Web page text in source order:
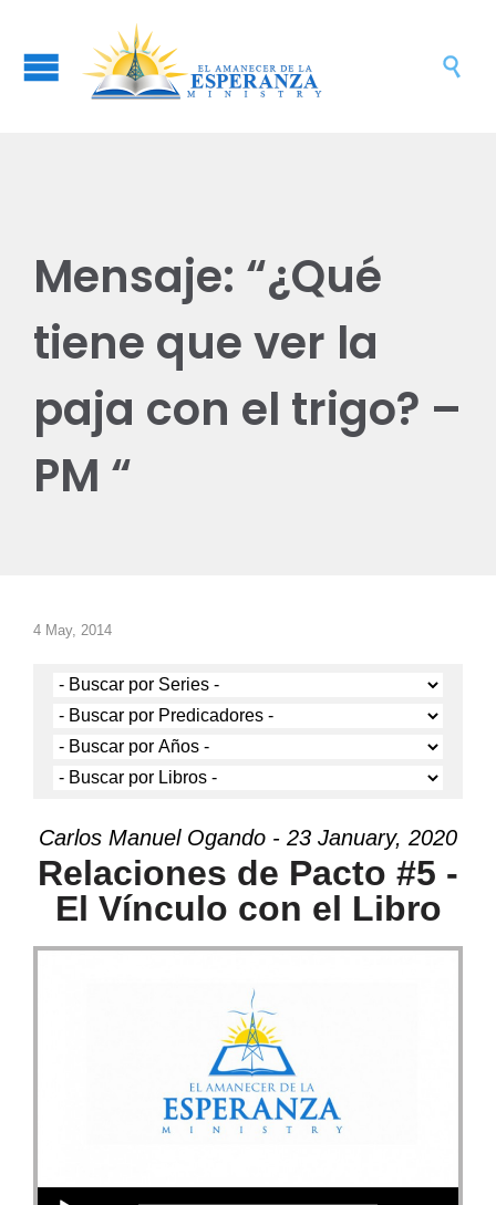

Mensaje: “¿Qué
tiene que ver la
paja con el trigo? –
PM “
4 May, 2014
Carlos Manuel Ogando - 23 January, 2020
Relaciones de Pacto #5 -
El Vínculo con el Libro
Audio Player